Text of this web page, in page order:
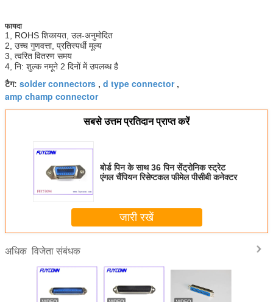
फायदा
1, ROHS शिकायत, उल-अनुमोदित
2, उच्च गुणवत्ता, प्रतिस्पर्धी मूल्य
3, त्वरित वितरण समय
4, नि: शुल्क नमूने 2 दिनों में उपलब्ध है
टैग: solder connectors , d type connector,
amp champ connector
सबसे उत्तम प्रतिदान प्राप्त करें
बोर्ड पिन के साथ 36 पिन सेंट्रोनिक स्ट्रेट
एंगल चैंपियन रिसेप्टकल फीमेल पीसीबी कनेक्टर
जारी रखें
अधिक विजेता संबंधक